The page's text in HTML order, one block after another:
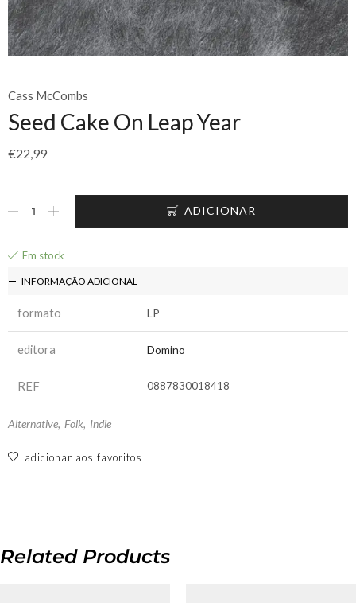
Cass McCombs
Seed Cake On Leap Year
€22,99
ADICIONAR
Em stock
INFORMAÇÃO ADICIONAL
formato LP
editora Domino
REF 0887830018418
Alternative, Folk, Indie
adicionar aos favoritos
Related Products